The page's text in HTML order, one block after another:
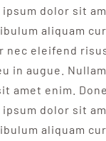
dolor sit
aliquam
nec eleifend
in augue.
amet enim.
dolor sit
aliquam